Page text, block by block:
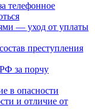
телефонное
— уход от уплаты
преступления
за порчу
в опасности
и отличие от